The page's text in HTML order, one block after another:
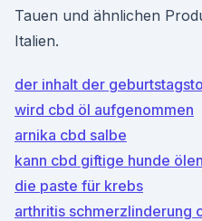
Tauen und ähnlichen
Italien.
der inhalt der
wird cbd öl aufgenommen
arnika cbd salbe
kann cbd giftige hunde ölen
die paste für krebs
arthritis schmerzlinderung